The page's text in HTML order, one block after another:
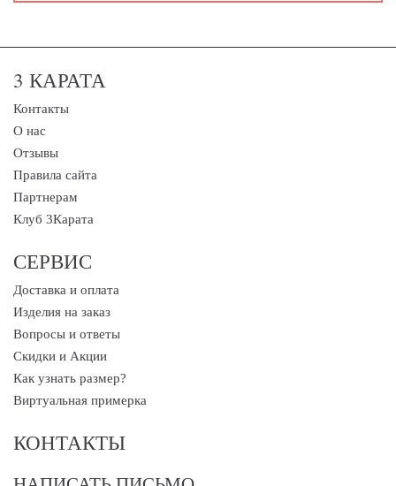
3 КАРАТА
Контакты
О нас
Отзывы
Правила сайта
Партнерам
Клуб 3Карата
СЕРВИС
Доставка и оплата
Изделия на заказ
Вопросы и ответы
Скидки и Акции
Как узнать размер?
Виртуальная примерка
КОНТАКТЫ